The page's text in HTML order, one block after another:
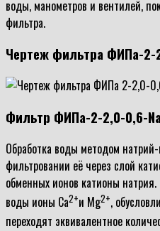
воды, манометров и вентилей,
фильтра.
Чертеж фильтра ФИПа-2-
Фильтр ФИПа-2-2,0-0,6-
Обработка воды методом
фильтровании её через слой
обменных ионов катионы
воды ионы Ca2+и Mg2+,
переходят эквивалентное